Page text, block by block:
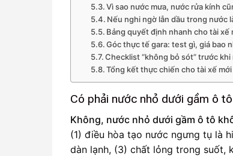
Vì sao nước mưa, nước rửa kính
Nếu nghi ngờ lẫn dầu trong nước
Bảng quyết định nhanh cho tài xế
Góc thực tế gara: test gì, giá bao
Checklist “không bỏ sót” trước khi
Tổng kết thực chiến cho tài xế mới
Có phải nước nhỏ dưới gầm ô
Không, nước nhỏ dưới gầm ô tô
(1) điều hòa tạo nước ngưng tụ là
dàn lạnh, (3) chất lỏng trong suốt,